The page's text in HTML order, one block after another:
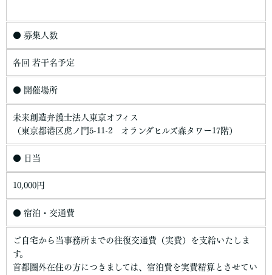
● 募集人数
各回 若干名予定
● 開催場所
未来創造弁護士法人東京オフィス
（東京都港区虎ノ門5-11-2 オランダヒルズ森タワー17階）
● 日当
10,000円
● 宿泊・交通費
ご自宅から当事務所までの往復交通費（実費）を支給いたしま
す。
首都圏外在住の方につきましては、宿泊費を実費精算とさせてい